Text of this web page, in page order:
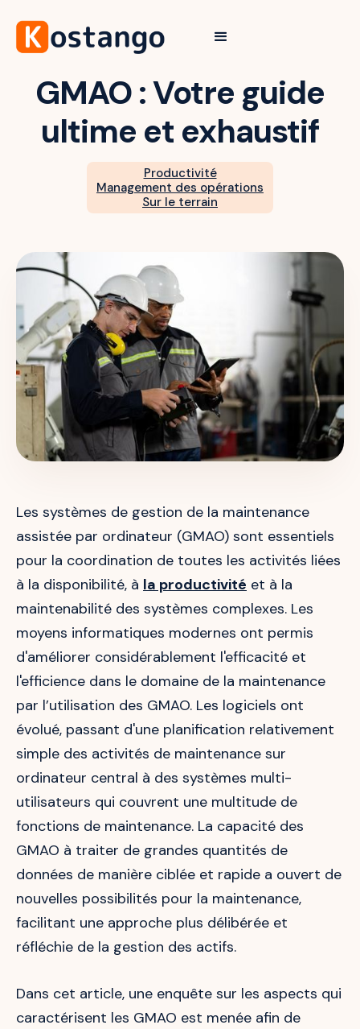
GMAO : Votre guide
ultime et exhaustif
Productivité
Management des opérations
Sur le terrain
Les systèmes de gestion de la maintenance
assistée par ordinateur (GMAO) sont essentiels
pour la coordination de toutes les activités liées
à la disponibilité, à la productivité et à la
maintenabilité des systèmes complexes. Les
moyens informatiques modernes ont permis
d'améliorer considérablement l'efficacité et
l'efficience dans le domaine de la maintenance
par l’utilisation des GMAO. Les logiciels ont
évolué, passant d'une planification relativement
simple des activités de maintenance sur
ordinateur central à des systèmes multi-
utilisateurs qui couvrent une multitude de
fonctions de maintenance. La capacité des
GMAO à traiter de grandes quantités de
données de manière ciblée et rapide a ouvert de
nouvelles possibilités pour la maintenance,
facilitant une approche plus délibérée et
réfléchie de la gestion des actifs.
Dans cet article, une enquête sur les aspects qui
caractérisent les GMAO est menée afin de